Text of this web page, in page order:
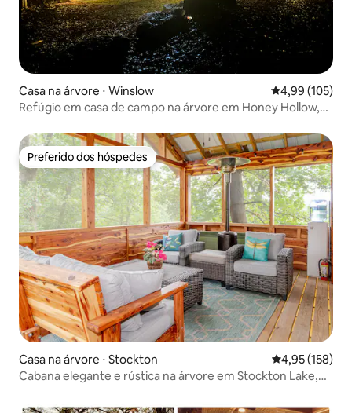
Casa na árvore ⋅ Winslow 4,99 de uma
4,99 (105)
Refúgio em casa de campo na árvore em Honey Hollow,
Preferido dos hóspedes
Preferido dos hóspedes
Casa na árvore ⋅ Stockton 4,95 de uma
4,95 (158)
Cabana elegante e rústica na árvore em Stockton Lake,